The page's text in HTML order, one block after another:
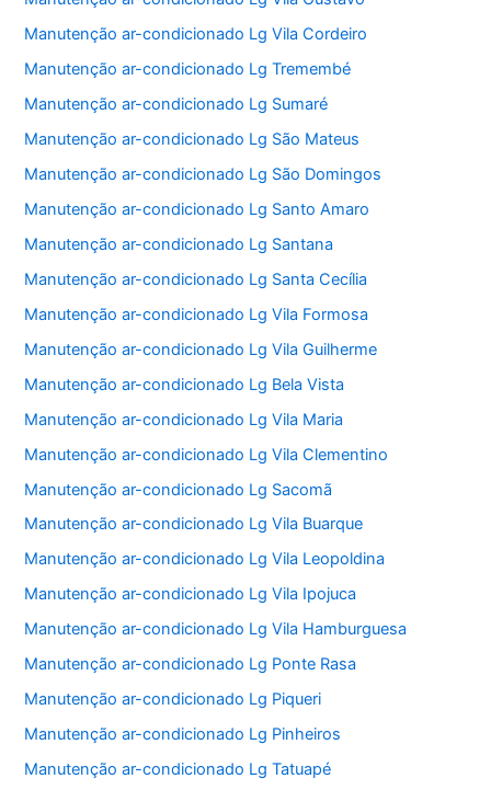
Manutenção ar-condicionado Lg Vila Cordeiro
Manutenção ar-condicionado Lg Tremembé
Manutenção ar-condicionado Lg Sumaré
Manutenção ar-condicionado Lg São Mateus
Manutenção ar-condicionado Lg São Domingos
Manutenção ar-condicionado Lg Santo Amaro
Manutenção ar-condicionado Lg Santana
Manutenção ar-condicionado Lg Santa Cecília
Manutenção ar-condicionado Lg Vila Formosa
Manutenção ar-condicionado Lg Vila Guilherme
Manutenção ar-condicionado Lg Bela Vista
Manutenção ar-condicionado Lg Vila Maria
Manutenção ar-condicionado Lg Vila Clementino
Manutenção ar-condicionado Lg Sacomã
Manutenção ar-condicionado Lg Vila Buarque
Manutenção ar-condicionado Lg Vila Leopoldina
Manutenção ar-condicionado Lg Vila Ipojuca
Manutenção ar-condicionado Lg Vila Hamburguesa
Manutenção ar-condicionado Lg Ponte Rasa
Manutenção ar-condicionado Lg Piqueri
Manutenção ar-condicionado Lg Pinheiros
Manutenção ar-condicionado Lg Tatuapé